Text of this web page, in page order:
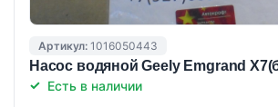
Артикул: 1016050443
Насос водяной Geely Emgrand
Есть в наличии